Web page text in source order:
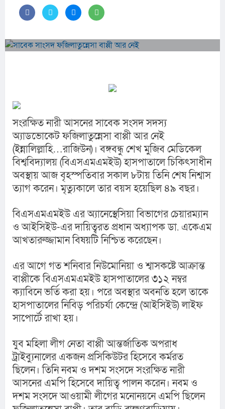
সংরক্ষিত নারী আসনের সাবেক সংসদ সদস্য
অ্যাডভোকেট ফজিলাতুন্নেসা বাপ্পী আর নেই
(ইন্নালিল্লাহি…রাজিউন)। বঙ্গবন্ধু শেখ মুজিব মেডিকেল
বিশ্ববিদ্যালয় (বিএসএমএমইউ) হাসপাতালে চিকিৎসাধীন
অবস্থায় আজ বৃহস্পতিবার সকাল ৮টায় তিনি শেষ নিশ্বাস
ত্যাগ করেন। মৃত্যুকালে তার বয়স হয়েছিল ৪৯ বছর।
বিএসএমএমইউ এর অ্যানেস্থেসিয়া বিভাগের চেয়ারম্যান
ও আইসিইউ-এর দায়িত্বরত প্রধান অধ্যাপক ডা. একেএম
আখতারুজ্জামান বিষয়টি নিশ্চিত করেছেন।
এর আগে গত শনিবার নিউমোনিয়া ও শ্বাসকষ্টে আক্রান্ত
বাপ্পীকে বিএসএমএমইউ হাসপাতালের ৩১২ নম্বর
ক্যাবিনে ভর্তি করা হয়। পরে অবস্থার অবনতি হলে তাকে
হাসপাতালের নিবিড় পরিচর্যা কেন্দ্রে (আইসিইউ) লাইফ
সাপোর্টে রাখা হয়।
যুব মহিলা লীগ নেতা বাপ্পী আন্তর্জাতিক অপরাধ
ট্রাইব্যুনালের একজন প্রসিকিউটর হিসেবে কর্মরত
ছিলেন। তিনি নবম ও দশম সংসদে সংরক্ষিত নারী
আসনের এমপি হিসেবে দায়িত্ব পালন করেন। নবম ও
দশম সংসদে আওয়ামী লীগের মনোনয়নে এমপি ছিলেন